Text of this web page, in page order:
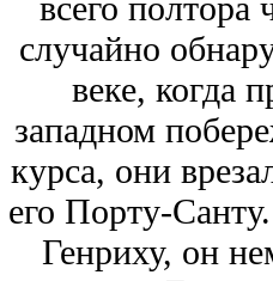
случайно
веке, когда
западном
курса, они
его Порту-
Генриху, он